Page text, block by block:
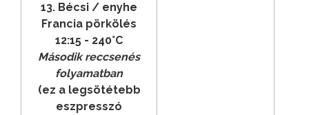
13. Bécsi / enyhe
Francia pörkölés
12:15 - 240°C
Második reccsenés
folyamatban
(ez a legsötétebb
eszpresszó